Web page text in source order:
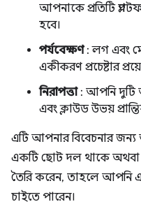
আপনাকে প্রতিটি
হবে।
পর্যবেক্ষণ: লগ এবং
একীকরণ প্রচেষ্টার
নিরাপত্তা: আপনি দুটি
এবং ক্লাউড উভয়
এটি আপনার বিবেচনার
একটি ছোট দল থাকে অথবা
তৈরি করেন, তাহলে আপনি
চাইতে পারেন।